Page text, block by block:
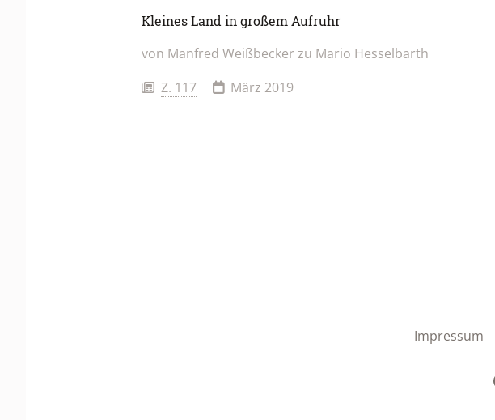
Kleines Land in großem Aufruhr
von Manfred Weißbecker zu Mario Hesselbarth
Z. 117
März 2019
Impressum